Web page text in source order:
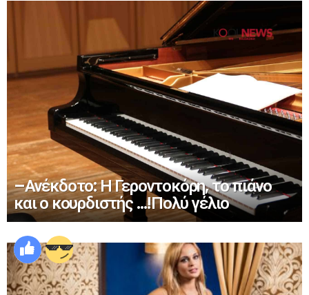
–Ανέκδοτο: Η Γεροντοκόρη, το πιάνο
και ο κουρδιστής …!Πολύ γέλιο